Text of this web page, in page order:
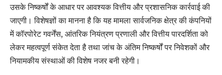
उसके निष्कर्षों के आधार पर आवश्यक वित्तीय और प्रशासनिक कार्रवाई की
जाएगी। विशेषज्ञों का मानना है कि यह मामला सार्वजनिक क्षेत्र की कंपनियों
में कॉरपोरेट गवर्नेंस, आंतरिक नियंत्रण प्रणाली और वित्तीय पारदर्शिता को
लेकर महत्वपूर्ण संकेत देता है तथा जांच के अंतिम निष्कर्षों पर निवेशकों और
नियामकीय संस्थाओं की विशेष नजर बनी रहेगी।